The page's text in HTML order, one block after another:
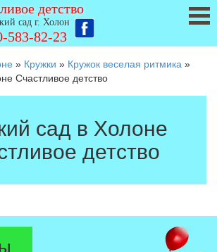
детство
сад г. Холон
583-82-23
» Кружки » Кружок веселая ритмика »
Счастливое детство
сад в Холоне
детство